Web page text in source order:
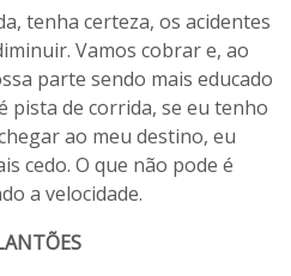
tenha certeza, os acidentes
Vamos cobrar e, ao
parte sendo mais educado
pista de corrida, se eu tenho
ao meu destino, eu
cedo. O que não pode é
a velocidade.